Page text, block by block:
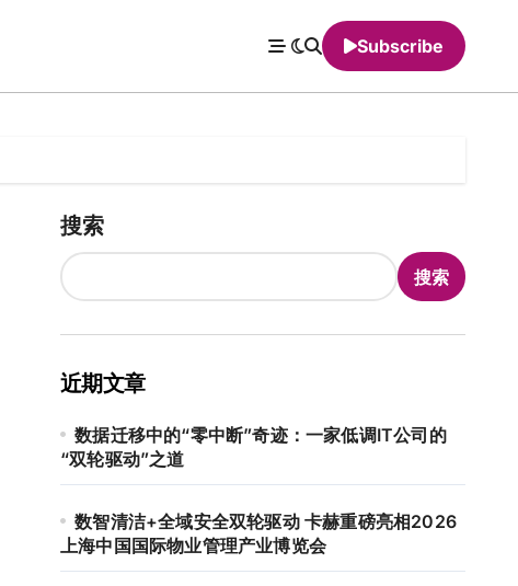
Subscribe
搜索
搜索
近期文章
数据迁移中的“零中断”奇迹：一家低调IT公司的
“双轮驱动”之道
数智清洁+全域安全双轮驱动 卡赫重磅亮相2026
上海中国国际物业管理产业博览会